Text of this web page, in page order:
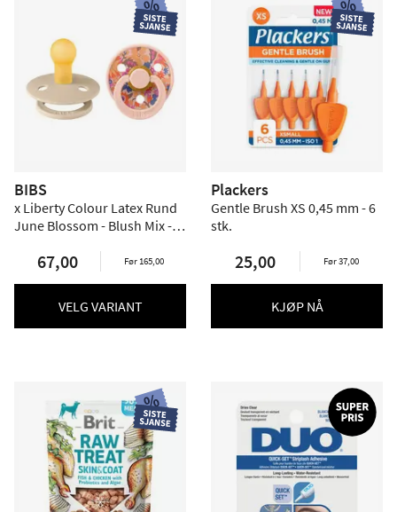
BIBS
x Liberty Colour Latex Rund
June Blossom - Blush Mix -
67,00 Før 165,00
VELG VARIANT
Plackers
Gentle Brush XS 0,45 mm - 6
stk.
25,00 Før 37,00
KJØP NÅ